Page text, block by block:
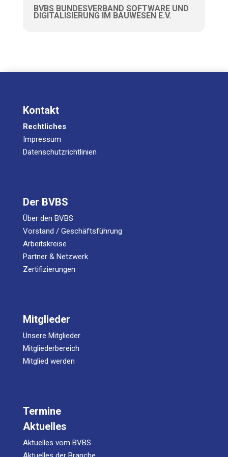
BVBS BUNDESVERBAND SOFTWARE UND
DIGITALISIERUNG IM BAUWESEN E.V.
Kontakt
Rechtliches
Impressum
Datenschutzrichtlinien
Der BVBS
Über den BVBS
Vorstand / Geschäftsführung
Arbeitskreise
Partner & Netzwerk
Zertifizierungen
Mitglieder
Unsere Mitglieder
Mitgliederbereich
Mitglied werden
Termine
Aktuelles
Aktuelles vom BVBS